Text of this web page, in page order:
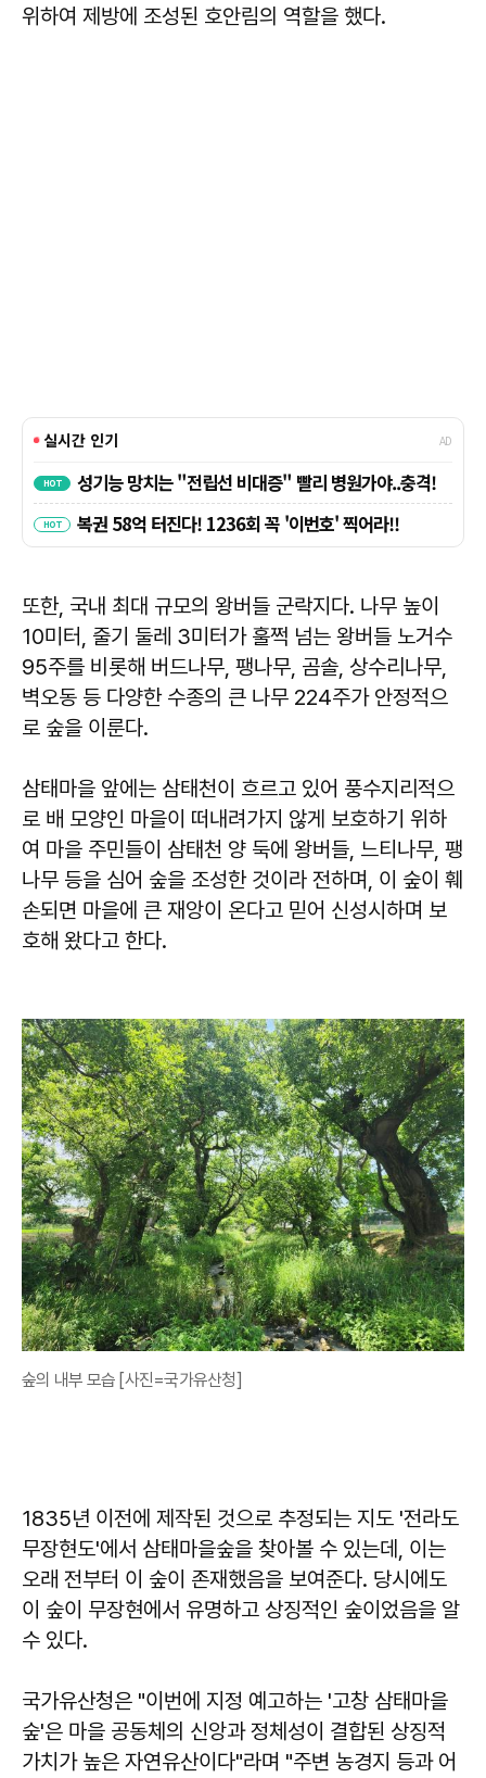
위하여 제방에 조성된 호안림의 역할을 했다.
또한, 국내 최대 규모의 왕버들 군락지다. 나무 높이
10미터, 줄기 둘레 3미터가 훌쩍 넘는 왕버들 노거수
95주를 비롯해 버드나무, 팽나무, 곰솔, 상수리나무,
벽오동 등 다양한 수종의 큰 나무 224주가 안정적으
로 숲을 이룬다.
삼태마을 앞에는 삼태천이 흐르고 있어 풍수지리적으
로 배 모양인 마을이 떠내려가지 않게 보호하기 위하
여 마을 주민들이 삼태천 양 둑에 왕버들, 느티나무, 팽
나무 등을 심어 숲을 조성한 것이라 전하며, 이 숲이 훼
손되면 마을에 큰 재앙이 온다고 믿어 신성시하며 보
호해 왔다고 한다.
숲의 내부 모습 [사진=국가유산청]
1835년 이전에 제작된 것으로 추정되는 지도 '전라도
무장현도'에서 삼태마을숲을 찾아볼 수 있는데, 이는
오래 전부터 이 숲이 존재했음을 보여준다. 당시에도
이 숲이 무장현에서 유명하고 상징적인 숲이었음을 알
수 있다.
국가유산청은 "이번에 지정 예고하는 '고창 삼태마을
숲'은 마을 공동체의 신앙과 정체성이 결합된 상징적
가치가 높은 자연유산이다"라며 "주변 농경지 등과 어